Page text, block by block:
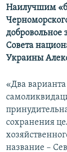
ТЕЛЕПРОЕКТ
СОВЕТЫ
ПРОПАВШИЕ
ПОБЕДИТЕЛЕЙ
ELIFBE
УКРАИНСКАЯ
Українською
Qırımtatar
Все сайты
Наилучшим
добровольное
Совета
Украины
«Два
сохранения
название –